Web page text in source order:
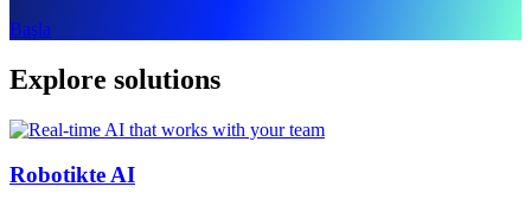
Başla
Explore solutions
Robotikte AI